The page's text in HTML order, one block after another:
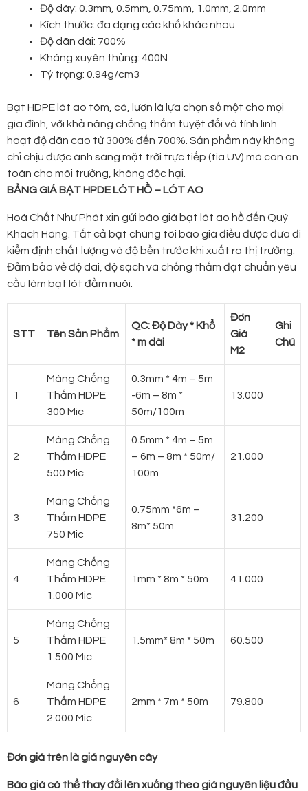
Độ dày: 0.3mm, 0.5mm, 0.75mm, 1.0mm, 2.0mm
Kích thước: đa dạng các khổ khác nhau
Độ dãn dài: 700%
Kháng xuyên thủng: 400N
Tỷ trọng: 0.94g/cm3
Bạt HDPE lót ao tôm, cá, lươn là lựa chọn số một cho mọi
gia đình, với khả năng chống thấm tuyệt đối và tính linh
hoạt độ dãn cao từ 300% đến 700%. Sản phẩm này không
chỉ chịu được ánh sáng mặt trời trực tiếp (tia UV) mà còn an
toàn cho môi trường, không độc hại.
BẢNG GIÁ BẠT HPDE LÓT HỒ – LÓT AO
Hoá Chất Như Phát xin gửi báo giá bạt lót ao hồ đến Quý
Khách Hàng. Tất cả bạt chúng tôi báo giá điều được đưa đi
kiểm định chất lượng và độ bền trước khi xuất ra thị trường.
Đảm bảo về độ dai, độ sạch và chống thấm đạt chuẩn yêu
cầu làm bạt lót đầm nuôi.
STT Tên Sản Phẩm
QC: Độ Dày * Khổ
* m dài
Đơn
Giá
M2
Ghi
Chú
1
Màng Chống
Thấm HDPE
300 Mic
0.3mm * 4m – 5m
-6m – 8m *
50m/100m
13.000
2
Màng Chống
Thấm HDPE
500 Mic
0.5mm * 4m – 5m
– 6m – 8m * 50m/
100m
21.000
3
Màng Chống
Thấm HDPE
750 Mic
0.75mm *6m –
8m* 50m
31.200
4
Màng Chống
Thấm HDPE
1.000 Mic
1mm * 8m * 50m 41.000
5
Màng Chống
Thấm HDPE
1.500 Mic
1.5mm* 8m * 50m 60.500
6
Màng Chống
Thấm HDPE
2.000 Mic
2mm * 7m * 50m 79.800
Đơn giá trên là giá nguyên cây
Báo giá có thể thay đổi lên xuống theo giá nguyên liệu đầu